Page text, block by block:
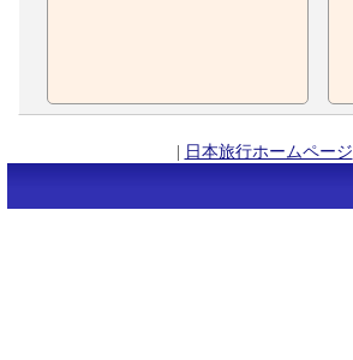
| 日本旅行ホームページ